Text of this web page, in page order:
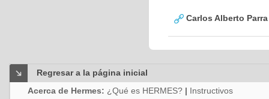
Carlos Alberto
Regresar a la página inicial
Acerca de Hermes: ¿Qué es HERMES? | Instructivos